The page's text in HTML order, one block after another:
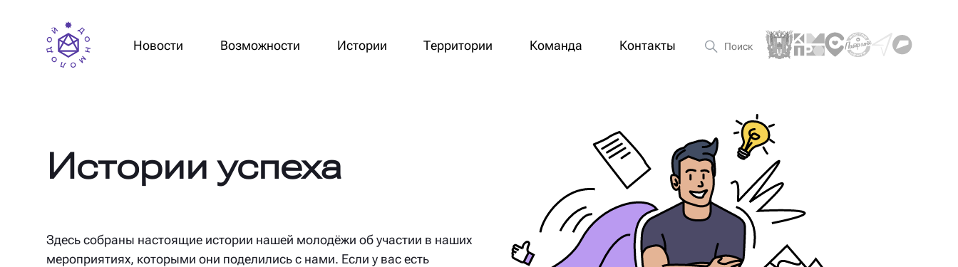
Новости Возможности Истории Территории Команда Контакты
Истории успеха
Здесь собраны настоящие истории нашей молодёжи об участии в наших
мероприятиях, которыми они поделились с нами. Если у вас есть